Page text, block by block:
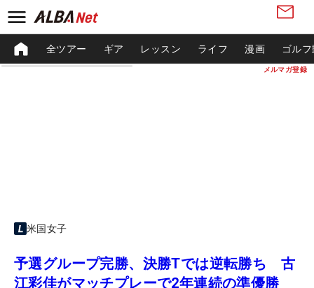
メルマガ登録
全ツアー ギア レッスン ライフ 漫画 ゴル
米国女子
予選グループ完勝、決勝Tでは逆転勝ち 古
江彩佳がマッチプレーで2年連続の準優勝